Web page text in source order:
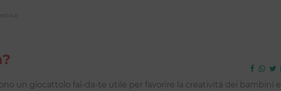
FA?
un giocattolo fai-da-te utile per favorire la creatività dei bambini e